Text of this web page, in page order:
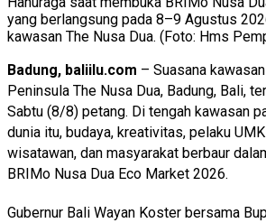
yang berlangsung pada 8–9 Agustus
kawasan The Nusa Dua. (Foto: Hms
Badung, baliilu.com – Suasana
Peninsula The Nusa Dua, Badung, Bali,
Sabtu (8/8) petang. Di tengah kawasan
dunia itu, budaya, kreativitas, pelaku
wisatawan, dan masyarakat berbaur
BRIMo Nusa Dua Eco Market 2026.
Gubernur Bali Wayan Koster bersama